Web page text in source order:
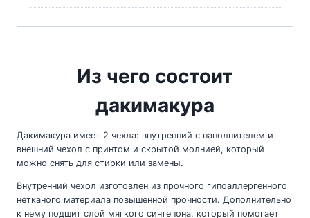
Из чего состоит
дакимакура
Дакимакура имеет 2 чехла: внутренний с наполнителем и
внешний чехол с принтом и скрытой молнией, который
можно снять для стирки или замены.
Внутренний чехол изготовлен из прочного гипоаллергенного
нетканого материала повышенной прочности. Дополнительно
к нему подшит слой мягкого синтепона, который помогает